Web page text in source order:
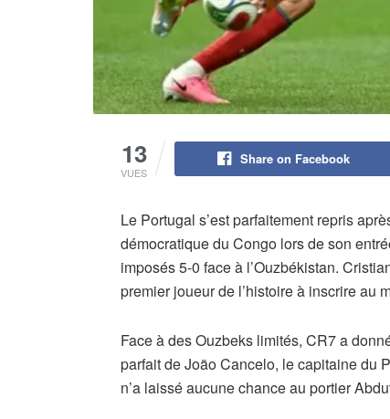
13
VUES
Share on Facebook
Le Portugal s’est parfaitement repris
démocratique du Congo lors de son
imposés 5-0 face à l’Ouzbékistan.
premier joueur de l’histoire à inscrire au
Face à des Ouzbeks limités, CR7 a
parfait de João Cancelo, le capitaine du
n’a laissé aucune chance au portier